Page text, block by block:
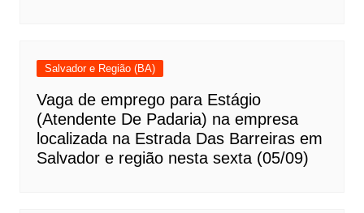
Salvador e Região (BA)
Vaga de emprego para Estágio
(Atendente De Padaria) na empresa
localizada na Estrada Das Barreiras em
Salvador e região nesta sexta (05/09)